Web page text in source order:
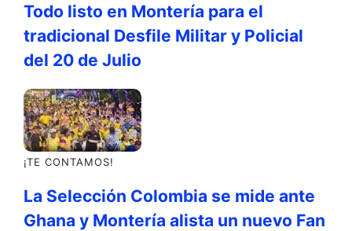
Todo listo en Montería para el
tradicional Desfile Militar y Policial
del 20 de Julio
¡TE CONTAMOS!
La Selección Colombia se mide ante
Ghana y Montería alista un nuevo Fan